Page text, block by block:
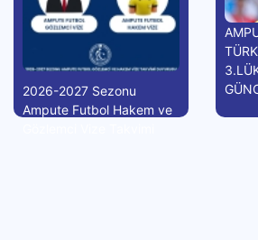
2026-2027 Sezonu
Ampute Futbol Hakem ve